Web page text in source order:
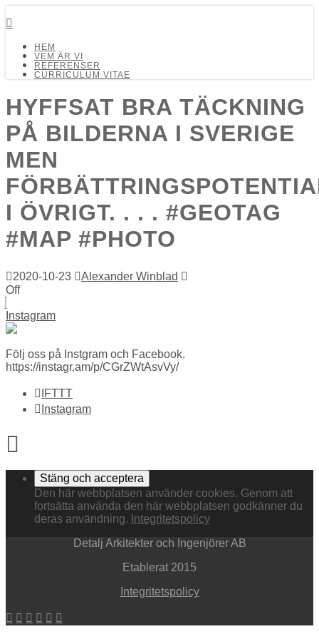
HEM
VEM ÄR VI
REFERENSER
CURRICULUM VITAE
HYFFSAT BRA TÄCKNING
PÅ BILDERNA I SVERIGE
MEN
I ÖVRIGT. . . . #GEOTAG
#MAP #PHOTO
2020-10-23
Alexander Winblad
Off
Instagram
Följ oss på Instgram och Facebook.
https://instagr.am/p/CGrZWtAsvVy/
IFTTT
Instagram
Den här webbplatsen använder cookies. Genom att
fortsätta använda den här webbplatsen godkänner du
deras användning. Integritetspolicy
Detalj Arkitekter och Ingenjörer AB
Etablerat 2015
Integritetspolicy